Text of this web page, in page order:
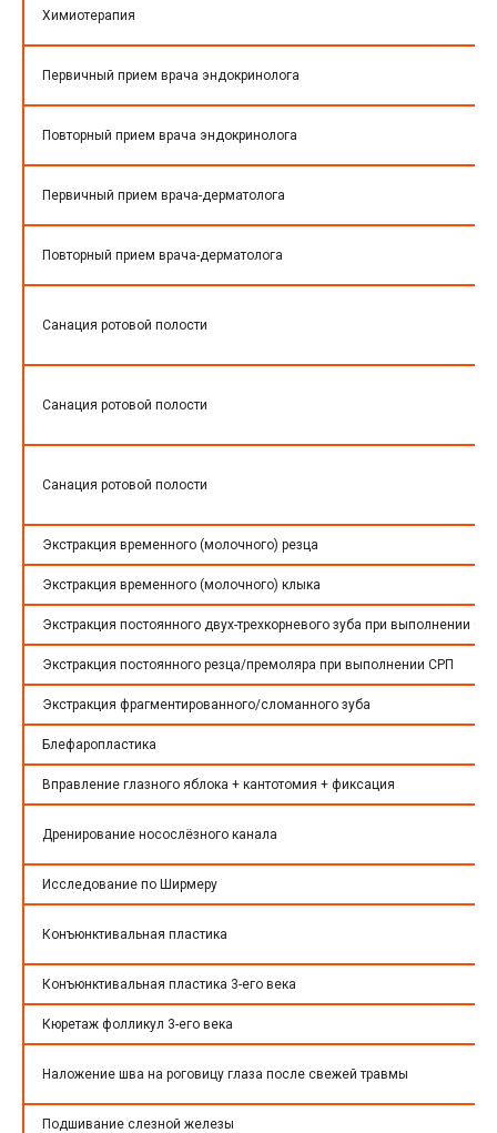
Химиотерапия
Первичный прием врача эндокринолога
Повторный прием врача эндокринолога
Первичный прием врача-дерматолога
Повторный прием врача-дерматолога
Санация ротовой полости
Санация ротовой полости
Санация ротовой полости
Экстракция временного (молочного) резца
Экстракция временного (молочного) клыка
Экстракция постоянного двух-трехкорневого зуба при выполнении
Экстракция постоянного резца/премоляра при выполнении СРП
Экстракция фрагментированного/сломанного зуба
Блефаропластика
Вправление глазного яблока + кантотомия + фиксация
Дренирование носослёзного канала
Исследование по Ширмеру
Конъюнктивальная пластика
Конъюнктивальная пластика 3-его века
Кюретаж фолликул 3-его века
Наложение шва на роговицу глаза после свежей травмы
Подшивание слезной железы